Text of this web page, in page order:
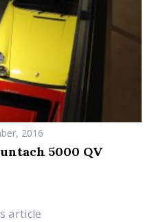
2016
5000 QV
article